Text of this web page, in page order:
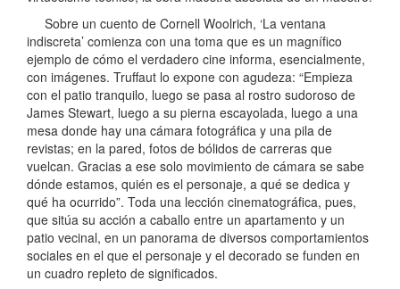
Sobre un cuento de Cornell Woolrich, ‘La ventana
indiscreta’ comienza con una toma que es un magnífico
ejemplo de cómo el verdadero cine informa, esencialmente,
con imágenes. Truffaut lo expone con agudeza: “Empieza
con el patio tranquilo, luego se pasa al rostro sudoroso de
James Stewart, luego a su pierna escayolada, luego a una
mesa donde hay una cámara fotográfica y una pila de
revistas; en la pared, fotos de bólidos de carreras que
vuelcan. Gracias a ese solo movimiento de cámara se sabe
dónde estamos, quién es el personaje, a qué se dedica y
qué ha ocurrido”. Toda una lección cinematográfica, pues,
que sitúa su acción a caballo entre un apartamento y un
patio vecinal, en un panorama de diversos comportamientos
sociales en el que el personaje y el decorado se funden en
un cuadro repleto de significados.